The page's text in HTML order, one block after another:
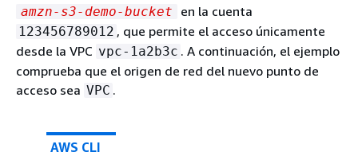
amzn-s3-demo-bucket en la cuenta
123456789012 , que permite el acceso únicamente
desde la VPC vpc-1a2b3c . A continuación, el ejemplo
comprueba que el origen de red del nuevo punto de
acceso sea VPC .
AWS CLI